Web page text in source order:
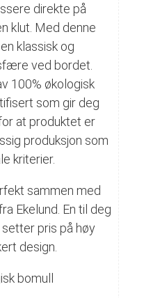
direkte på
klut. Med denne
klassisk og
ved bordet.
100% økologisk
som gir deg
at produktet er
produksjon som
kriterier.
sammen med
Ekelund. En til deg
pris på høy
design.
bomull